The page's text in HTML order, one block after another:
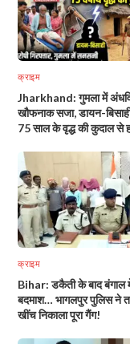
क्राइम
Jharkhand: गुमला में
खौफनाक सजा, डायन-
75 साल के वृद्ध की कुदाल से
क्राइम
Bihar: डकैती के बाद बंगाल
बदमाश… भागलपुर पुलिस ने
खींच निकाला पूरा गैंग!